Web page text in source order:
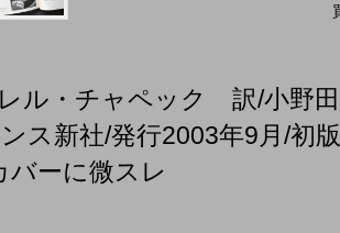
ル・チャペック 訳/小野
ス新社/発行2003年9月/初
カバーに微スレ